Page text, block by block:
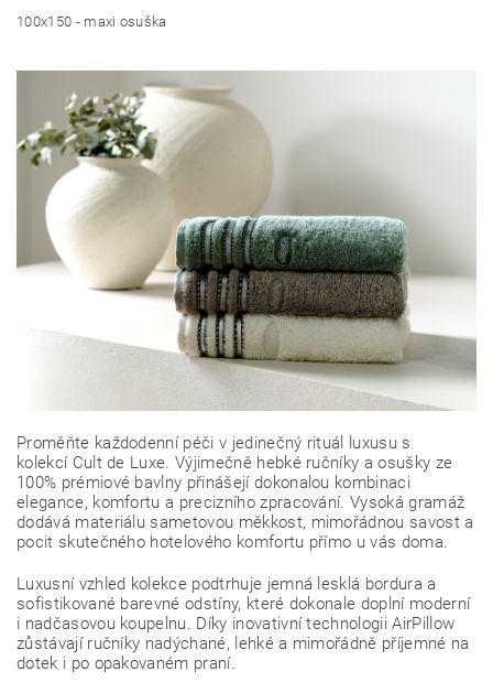
100x150 - maxi osuška
Proměňte každodenní péči v jedinečný rituál luxusu s
kolekcí Cult de Luxe. Výjimečně hebké ručníky a osušky ze
100% prémiové bavlny přinášejí dokonalou kombinaci
elegance, komfortu a precizního zpracování. Vysoká gramáž
dodává materiálu sametovou měkkost, mimořádnou savost a
pocit skutečného hotelového komfortu přímo u vás doma.
Luxusní vzhled kolekce podtrhuje jemná lesklá bordura a
sofistikované barevné odstíny, které dokonale doplní moderní
i nadčasovou koupelnu. Díky inovativní technologii AirPillow
zůstávají ručníky nadýchané, lehké a mimořádně příjemné na
dotek i po opakovaném praní.